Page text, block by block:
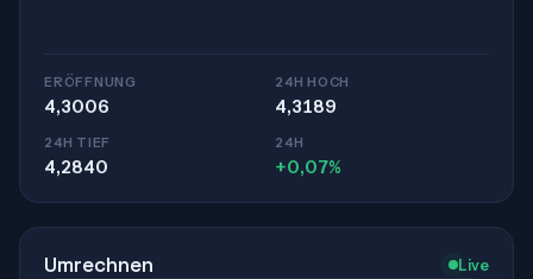
ERÖFFNUNG
4,3006
24H HOCH
4,3189
24H TIEF
4,2840
24H
+0,07%
Umrechnen Live